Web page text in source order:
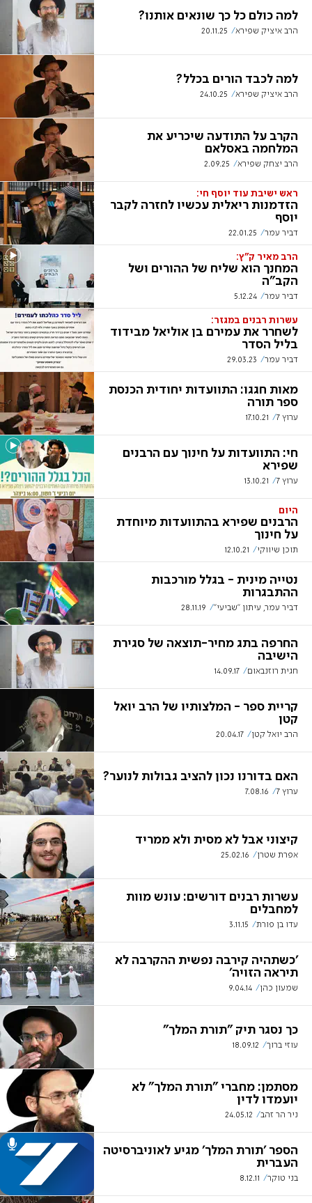
למה כולם כל כך שונאים אותנו?
הרב איציק שפירא 20.11.25
למה לכבד הורים בכלל?
הרב איציק שפירא 24.10.25
הקרב על התודעה שיכריע את
המלחמה באסלאם
הרב יצחק שפירא 2.09.25
ראש ישיבת עוד יוסף חי:
הזדמנות ריאלית עכשיו לחזרה לקבר
יוסף
דביר עמר 22.01.25
הרב מאיר ק"ץ:
המחנך הוא שליח של ההורים ושל
הקב"ה
דביר עמר 5.12.24
עשרות רבנים במגזר:
לשחרר את עמירם בן אוליאל מבידוד
בליל הסדר
דביר עמר 29.03.23
מאות חגגו: התוועדות יחודית הכנסת
ספר תורה
ערוץ 7 17.10.21
חי: התוועדות על חינוך עם הרבנים
שפירא
ערוץ 7 13.10.21
היום
הרבנים שפירא בהתוועדות מיוחדת
על חינוך
תוכן שיווקי 12.10.21
נטייה מינית - בגלל מורכבות
ההתבגרות
דביר עמר, עיתון "שביעי" 28.11.19
החרפה בתג מחיר-תוצאה של סגירת
הישיבה
חגית רוזנבאום 14.09.17
קריית ספר - המלצותיו של הרב יואל
קטן
הרב יואל קטן 20.04.17
האם בדורנו נכון להציב גבולות לנוער?
ערוץ 7 7.08.16
קיצוני אבל לא מסית ולא ממריד
אפרת שטרן 25.02.16
עשרות רבנים דורשים: עונש מוות
למחבלים
עדו בן פורת 3.11.15
'כשתהיה קירבה נפשית ההקרבה לא
תיראה הזויה'
שמעון כהן 9.04.14
כך נסגר תיק "תורת המלך"
עוזי ברוך 18.09.12
מסתמן: מחברי "תורת המלך" לא
יועמדו לדין
ניר הר זהב 24.05.12
הספר 'תורת המלך' מגיע לאוניברסיטה
העברית
בני טוקר 8.12.11